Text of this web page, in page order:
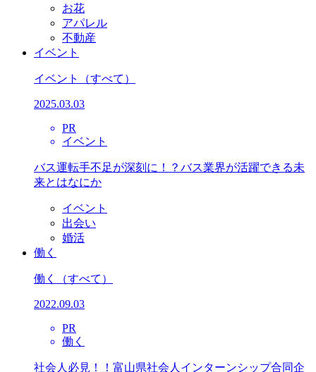
お花
アパレル
不動産
イベント
イベント （すべて）
2025.03.03
PR
イベント
バス運転手不足が深刻に！？バス業界が活躍できる未
来とはなにか
イベント
出会い
婚活
働く
働く （すべて）
2022.09.03
PR
働く
社会人必見！！富山県社会人インターンシップ合同企